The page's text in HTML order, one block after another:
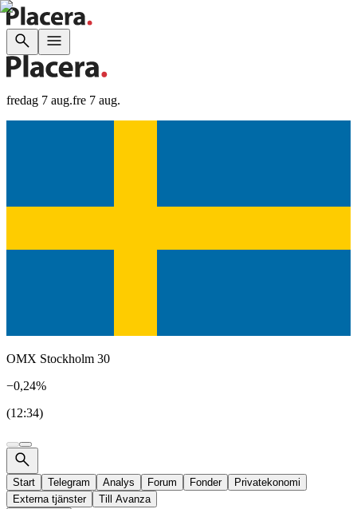
fredag 7 aug.fre 7 aug.
OMX Stockholm 30
−0,24%
(12:34)
Start Telegram Analys Forum Fonder
Privatekonomi
Externa tjänster
Till Avanza